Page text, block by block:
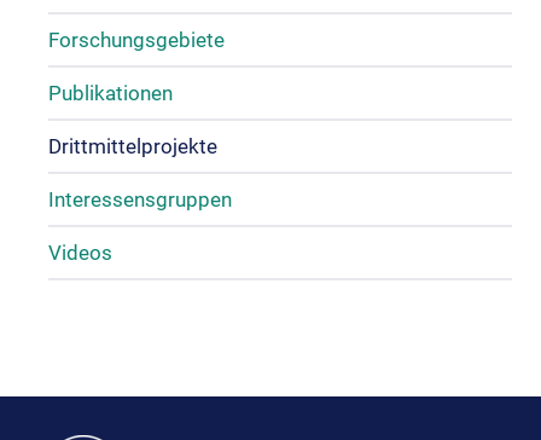
Forschungsgebiete
Publikationen
Drittmittelprojekte
Interessensgruppen
Videos